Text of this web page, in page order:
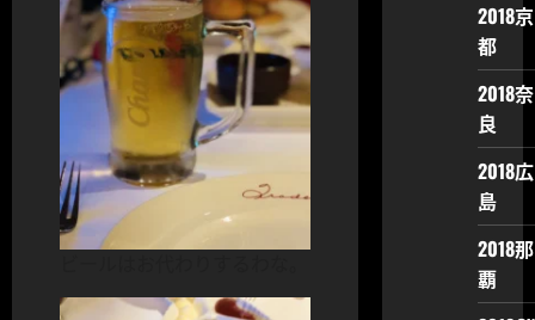
2018京
都
2018奈
良
2018広
島
2018那
覇